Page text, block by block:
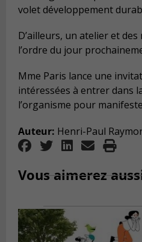
volet développement
D’ailleurs, un atelier et
l’ordre du jour
Mme Paris lance une
intéressées à entrer dans
l’organisme pour
Auteur: Henri-Paul
Vous aimerez